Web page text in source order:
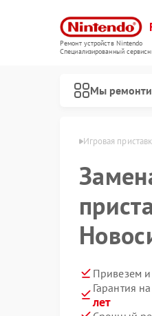
Ремонт устройств Nintendo
Специализированный
Мы
Игровая
Привезем и
Гарантия
лет